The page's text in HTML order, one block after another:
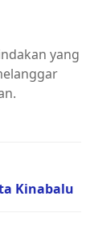
yang
Kinabalu